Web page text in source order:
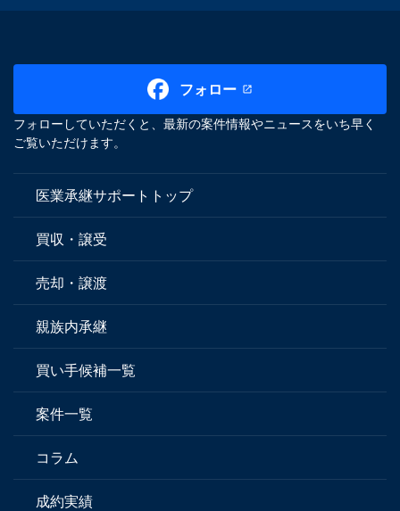
フォロー
フォローしていただくと、最新の案件情報やニュースをいち早く
ご覧いただけます。
医業承継サポートトップ
買収・譲受
売却・譲渡
親族内承継
買い手候補一覧
案件一覧
コラム
成約実績